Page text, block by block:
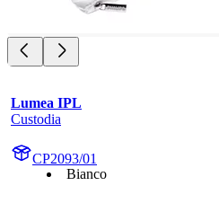
Lumea IPL
Custodia
CP2093/01
Bianco